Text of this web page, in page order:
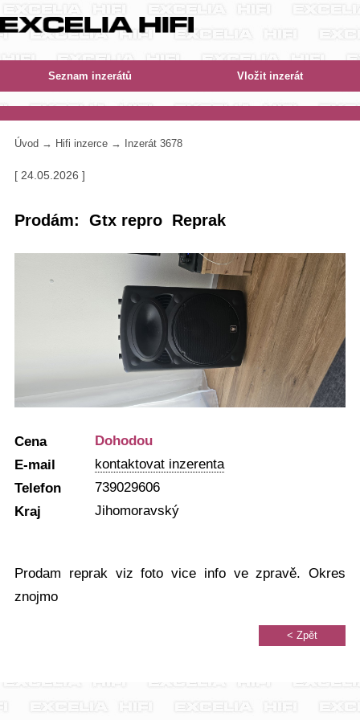
Úvod → Hifi inzerce → Inzerát 3678
[ 24.05.2026 ]
Prodám: Gtx repro Reprak
Cena
Dohodou
E-mail
kontaktovat inzerenta
Telefon
739029606
Kraj
Jihomoravský
Prodam reprak viz foto vice info ve zpravě. Okres
znojmo